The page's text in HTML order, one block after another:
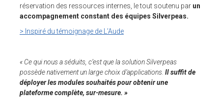
réservation des ressources internes, le tout soutenu par un
accompagnement constant des équipes Silverpeas.
> Inspiré du témoignage de L’Aude
« Ce qui nous a séduits, c’est que la solution Silverpeas
possède nativement un large choix d’applications. Il suffit de
déployer les modules souhaités pour obtenir une
plateforme complète, sur-mesure. »